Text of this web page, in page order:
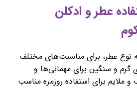
عطر و ادکلن
نوع عطر، برای مناسبت‌های مختلف
و سنگین برای مهمانی‌ها و
برای استفاده روزمره مناسب